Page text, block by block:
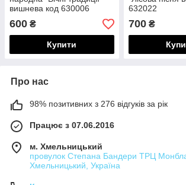
вишнева код 630006
600 ₴
Купити
632022
700₴
Про нас
98% позитивних з 276 відгуків за рік
Працює з 07.06.2016
м. Хмельницький
провулок Степана Бандери ТРЦ
Хмельницький, Україна